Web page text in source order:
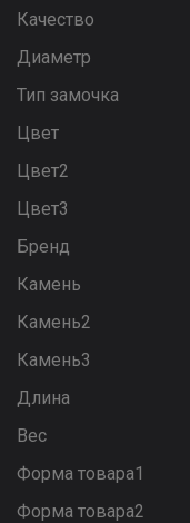
Качество
Диаметр
Тип замочка
Цвет
Цвет2
Цвет3
Бренд
Камень
Камень2
Камень3
Длина
Вес
Форма товара1
Форма товара2